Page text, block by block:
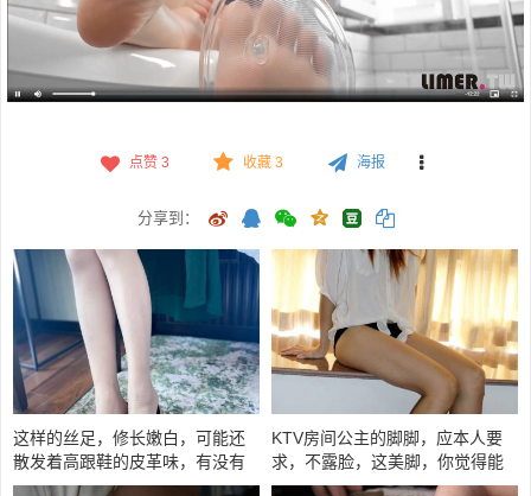
点赞 3 收藏 3 海报
分享到：
这样的丝足，修长嫩白，可能还
散发着高跟鞋的皮革味，有没有
打动你？
KTV房间公主的脚脚，应本人要
求，不露脸，这美脚，你觉得能
打几分？